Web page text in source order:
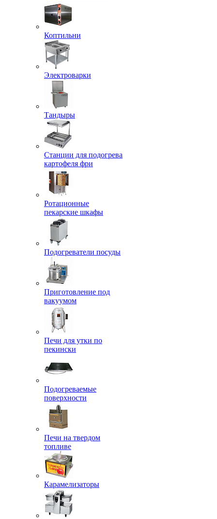
Коптильни
Электроварки
Тандыры
Станции для подогрева
картофеля фри
Ротационные
пекарские шкафы
Подогреватели посуды
Приготовление под
вакуумом
Печи для утки по
пекински
Подогреваемые
поверхности
Печи на твердом
топливе
Карамелизаторы